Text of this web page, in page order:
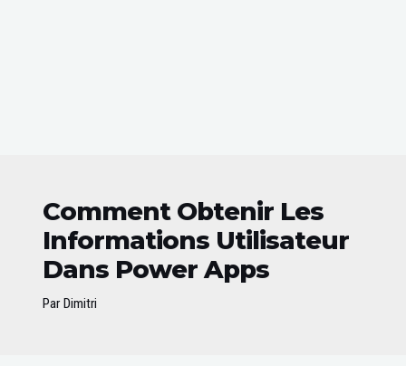
Comment Obtenir Les
Informations Utilisateur
Dans Power Apps
ParDimitri